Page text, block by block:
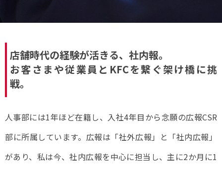
店舗時代の経験が活きる、社内報。
お客さまや従業員とKFCを繋ぐ架け橋に挑
戦。
人事部には1年ほど在籍し、入社4年目から念願の広報CSR
部に所属しています。広報は「社外広報」と「社内広報」
があり、私は今、社内広報を中心に担当し、主に2か月に1